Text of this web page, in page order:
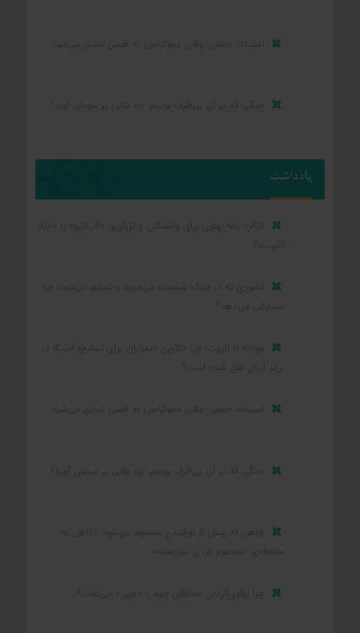
جنگی که در آن بی‌طرف بودیم، چه بلایی بر سرمان آورد؟
یادداشت
کشوری که در جنگ شکست می‌خورد و تسلیم می‌شود، چه
امتیازاتی می‌دهد؟
موازنه با باروت؛ چرا دکترین «بمباران برای تسلیم» آمریکا در
جنگی که در آن بی‌طرف بودیم، چه بلایی بر سرمان آورد؟
چاهی که پیش از نوشیدن مسموم می‌شود: نگاهی به
مغالطه‌ی «مسموم کردن سرچشمه»